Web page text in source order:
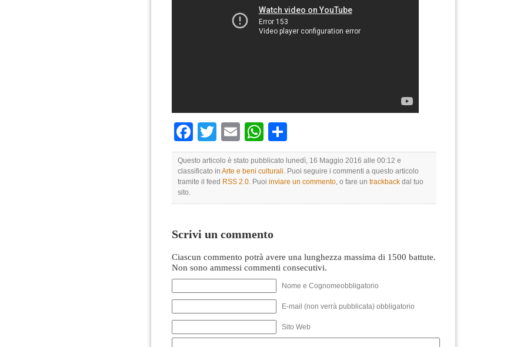
Facebook
TwitterEmailWhatsApp
Questo articolo è stato pubblicato lunedì, 16 Maggio 2016 alle 00:12 e
classificato in Arte e beni culturali. Puoi seguire i commenti a questo articolo
tramite il feed RSS 2.0. Puoi inviare un commento, o fare un trackback dal tuo
sito.
Scrivi un commento
Ciascun commento potrà avere una lunghezza massima di 1500 battute.
Non sono ammessi commenti consecutivi.
Nome e Cognomeobbligatorio
E-mail (non verrà pubblicata) obbligatorio
Sito Web